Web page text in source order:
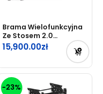
Brama Wielofunkcyjna
Ze Stosem 2.0
Just7Gym Professional
15,900.00
-23%